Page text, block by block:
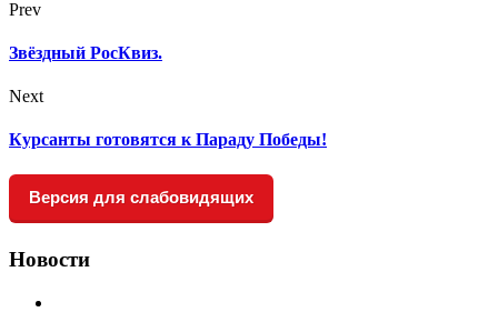
Prev
Звёздный РосКвиз.
Next
Курсанты готовятся к Параду Победы!
Версия для слабовидящих
Новости